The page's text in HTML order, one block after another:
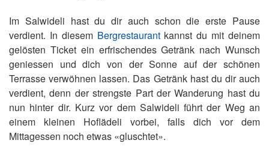
Im Salwideli hast du dir auch schon die erste Pause
verdient. In diesem Bergrestaurantkannst du mit deinem
gelösten Ticket ein erfrischendes Getränk nach Wunsch
geniessen und dich von der Sonne auf der schönen
Terrasse verwöhnen lassen. Das Getränk hast du dir auch
verdient, denn der strengste Part der Wanderung hast du
nun hinter dir. Kurz vor dem Salwideli führt der Weg an
einem kleinen Hoflädeli vorbei, falls dich vor dem
Mittagessen noch etwas «gluschtet».